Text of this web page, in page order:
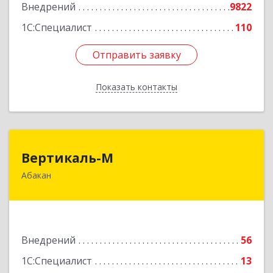
Внедрений
9822
1С:Специалист
110
Отправить заявку
Показать контакты
Подробнее
Отправить заявку
Назад
Вертикаль-М
Абакан
Внедрений
56
1С:Специалист
13
655017, Хакасия Респ, Абакан г, Чертыгашева